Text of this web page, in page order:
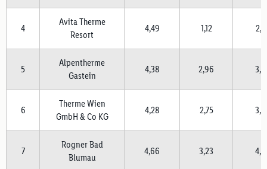
4
Avita Therme
Resort
4,49 1,12
5
Alpentherme
Gastein
4,38 2,96
6
Therme Wien
GmbH & Co KG
4,28 2,75
7
Rogner Bad
Blumau
4,66 3,23